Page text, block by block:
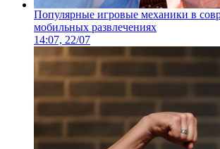
Популярные игровые механики в
мобильных развлечениях
14:07, 22/07